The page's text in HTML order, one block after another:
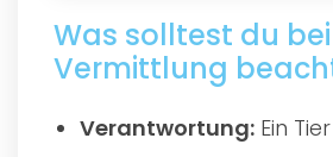
Was solltest du
Vermittlung
Verantwortung: Ein